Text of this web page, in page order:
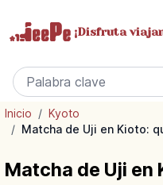
¡Disfruta
Inicio / Kyoto
/ Matcha de Uji en Kioto:
Matcha de Uji en